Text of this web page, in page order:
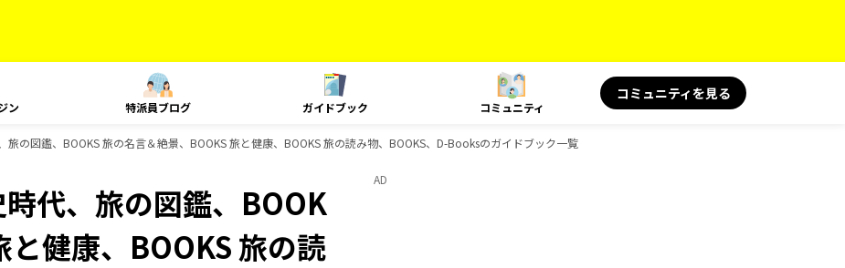
ン 特派員ブログ ガイドブック コミュニティ
コミュニティを見る
の図鑑、BOOKS 旅の名言＆絶景、BOOKS 旅と健康、BOOKS 旅の読み物、BOOKS、D-Booksのガイドブック一覧
代、旅の図鑑、BOOK
健康、BOOKS 旅の読
AD